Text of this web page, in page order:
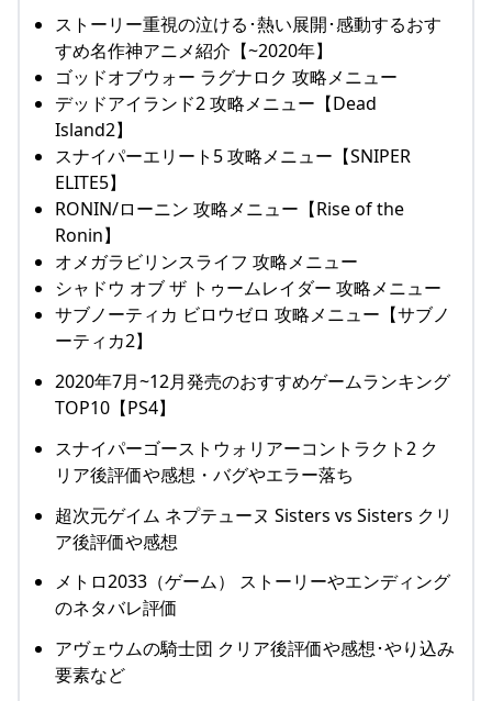
ストーリー重視の泣ける･熱い展開･感動するおす
すめ名作神アニメ紹介【~2020年】
ゴッドオブウォー ラグナロク 攻略メニュー
デッドアイランド2 攻略メニュー【Dead
Island2】
スナイパーエリート5 攻略メニュー【SNIPER
ELITE5】
RONIN/ローニン 攻略メニュー【Rise of the
Ronin】
オメガラビリンスライフ 攻略メニュー
シャドウ オブ ザ トゥームレイダー 攻略メニュー
サブノーティカ ビロウゼロ 攻略メニュー【サブノ
ーティカ2】
2020年7月~12月発売のおすすめゲームランキング
TOP10【PS4】
スナイパーゴーストウォリアーコントラクト2 ク
リア後評価や感想・バグやエラー落ち
超次元ゲイム ネプテューヌ Sisters vs Sisters クリ
ア後評価や感想
メトロ2033（ゲーム） ストーリーやエンディング
のネタバレ評価
アヴェウムの騎士団 クリア後評価や感想･やり込み
要素など